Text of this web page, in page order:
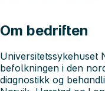
Om bedriften
befolkningen i den
diagnostikk og